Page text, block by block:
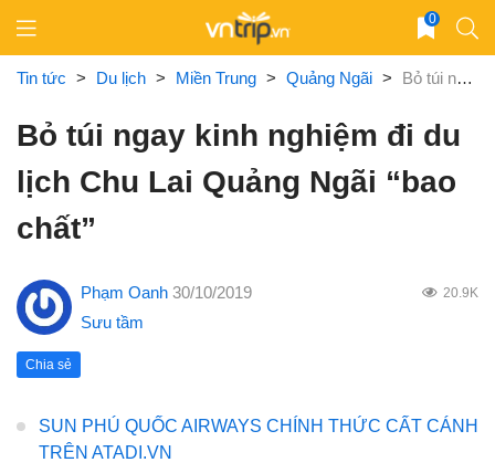
content
0
Tin tức > Du lịch > Miền Trung > Quảng Ngãi > Bỏ túi ngay kinh nghiệm đi du lịch Chu Lai Quảng Ngãi “bao chất”
Bỏ túi ngay kinh nghiệm đi du
lịch Chu Lai Quảng Ngãi “bao
chất”
Phạm Oanh 30/10/2019 20.9K
Sưu tầm
Chia sẻ
SUN PHÚ QUỐC AIRWAYS CHÍNH THỨC CẤT CÁNH
TRÊN ATADI.VN